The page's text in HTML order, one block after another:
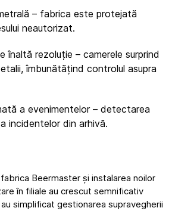
– fabrica este protejată
neautorizat.
înaltă rezoluție – camerele surprind
îmbunătățind controlul asupra
a evenimentelor – detectarea
incidentelor din arhivă.
Beermaster și instalarea noilor
în filiale au crescut semnificativ
simplificat gestionarea supravegherii